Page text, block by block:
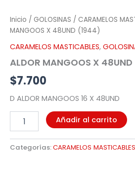
Inicio / GOLOSINAS / CARAMELOS
MANGOOS X 48UND (1944)
CARAMELOS MASTICABLES,
ALDOR MANGOOS X
$7.700
D ALDOR MANGOOS 16 X 48UND
48UND
(1944)
cantidad
Añadir al carrito
Categorías:CARAMELOS MASTICABLES